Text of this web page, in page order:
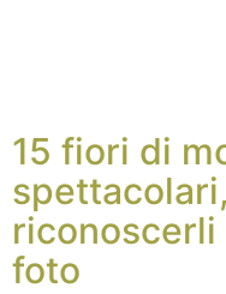
15 fiori di
foto